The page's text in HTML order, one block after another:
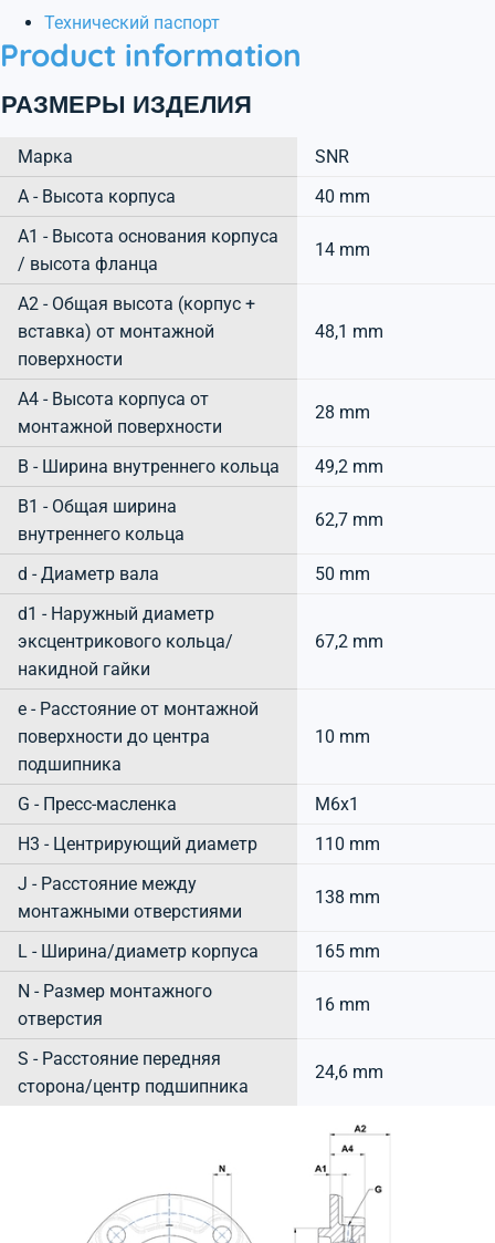
Технический паспорт
Product information
РАЗМЕРЫ ИЗДЕЛИЯ
Марка
SNR
А - Высота корпуса
40 mm
A1 - Высота основания корпуса
/ высота фланца
14 mm
A2 - Общая высота (корпус +
вставка) от монтажной
поверхности
48,1 mm
A4 - Высота корпуса от
монтажной поверхности
28 mm
B - Ширина внутреннего кольца
49,2 mm
B1 - Общая ширина
внутреннего кольца
62,7 mm
d - Диаметр вала
50 mm
d1 - Наружный диаметр
эксцентрикового кольца/
накидной гайки
67,2 mm
e - Расстояние от монтажной
поверхности до центра
подшипника
10 mm
G - Пресс-масленка
M6x1
H3 - Центрирующий диаметр
110 mm
J - Расстояние между
монтажными отверстиями
138 mm
L - Ширина/диаметр корпуса
165 mm
N - Размер монтажного
отверстия
16 mm
S - Расстояние передняя
сторона/центр подшипника
24,6 mm